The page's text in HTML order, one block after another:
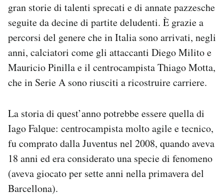
gran storie di talenti sprecati e di annate pazzesche
seguite da decine di partite deludenti. È grazie a
percorsi del genere che in Italia sono arrivati, negli
anni, calciatori come gli attaccanti Diego Milito e
Mauricio Pinilla e il centrocampista Thiago Motta,
che in Serie A sono riusciti a ricostruire carriere.
La storia di quest’anno potrebbe essere quella di
Iago Falque: centrocampista molto agile e tecnico,
fu comprato dalla Juventus nel 2008, quando aveva
18 anni ed era considerato una specie di fenomeno
(aveva giocato per sette anni nella primavera del
Barcellona).